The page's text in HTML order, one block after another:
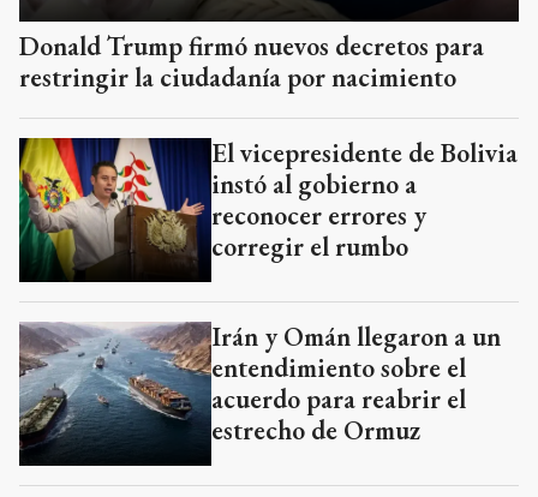
Donald Trump firmó nuevos decretos para
restringir la ciudadanía por nacimiento
El vicepresidente de Bolivia
instó al gobierno a
reconocer errores y
corregir el rumbo
Irán y Omán llegaron a un
entendimiento sobre el
acuerdo para reabrir el
estrecho de Ormuz